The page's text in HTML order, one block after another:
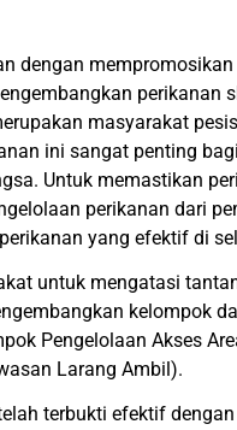
dengan
perikanan
masyarakat
ini sangat penting
Untuk memastikan
perikanan dari
yang efektif di
untuk mengatasi
kelompok
Pengelolaan Akses
Larang Ambil).
terbukti efektif